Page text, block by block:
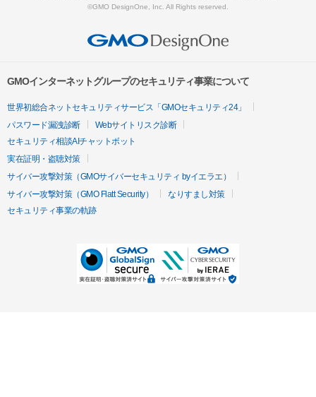
©GMO DesignOne, Inc. All Rights reserved.
GMOインターネットグループのセキュリティ事業について
世界初総合ネットセキュリティサービス「GMOセキュリティ24」
パスワード漏洩診断
Webサイトリスク診断
セキュリティ相談AIチャットボット
実在証明・盗聴対策
サイバー攻撃対策（GMOサイバーセキュリティ byイエラエ）
サイバー攻撃対策（GMO Flatt Security）
なりすまし対策
セキュリティ事業の軌跡